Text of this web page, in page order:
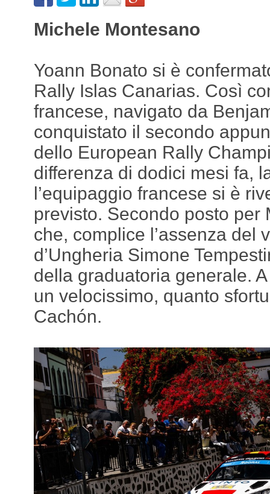
Michele Montesano
Yoann Bonato si è
Rally Islas Canarias. Così
francese, navigato da
conquistato il secondo
dello European Rally
differenza di dodici mesi fa,
l’equipaggio francese si è
previsto. Secondo posto per
che, complice l’assenza del
d’Ungheria Simone
della graduatoria generale.
un velocissimo, quanto
Cachón.